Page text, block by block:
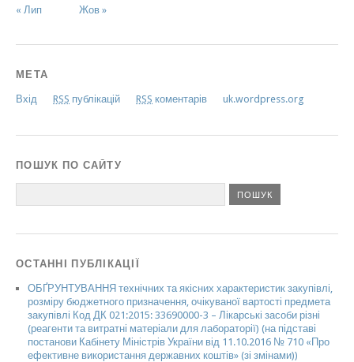
« Лип Жов »
МЕТА
Вхід RSS публікацій RSS коментарів uk.wordpress.org
ПОШУК ПО САЙТУ
ОСТАННІ ПУБЛІКАЦІЇ
ОБҐРУНТУВАННЯ технічних та якісних характеристик закупівлі,
розміру бюджетного призначення, очікуваної вартості предмета
закупівлі Код ДК 021:2015: 33690000-3 – Лікарські засоби різні
(реагенти та витратні матеріали для лабораторії) (на підставі
постанови Кабінету Міністрів України від 11.10.2016 № 710 «Про
ефективне використання державних коштів» (зі змінами))